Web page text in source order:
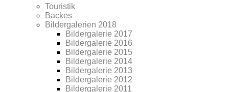
Touristik
Backes
Bildergalerien 2018
Bildergalerie 2017
Bildergalerie 2016
Bildergalerie 2015
Bildergalerie 2014
Bildergalerie 2013
Bildergalerie 2012
Bildergalerie 2011